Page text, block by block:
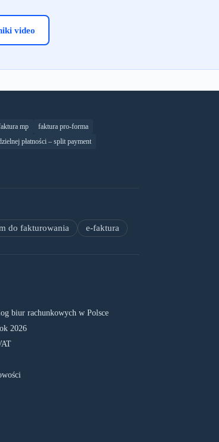
video
mp
faktura pro-forma
płatności – split payment
do fakturowania
e-faktura
biur rachunkowych w Polsce
2026